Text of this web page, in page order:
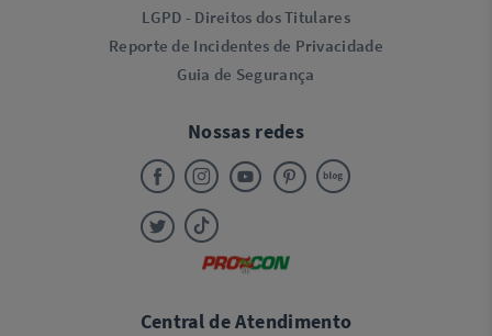
LGPD - Direitos dos Titulares
Reporte de Incidentes de Privacidade
Guia de Segurança
Nossas redes
Central de Atendimento